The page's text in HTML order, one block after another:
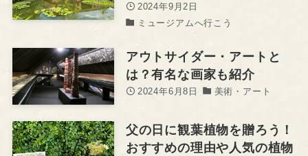
2024年9月2日
ミュージアムへ行こう
アウトサイダー・アートと
は？有名な画家も紹介
2024年6月8日 美術・アート
父の日に観葉植物を贈ろう！
おすすめの理由や人気の植物